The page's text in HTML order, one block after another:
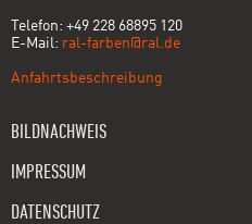
Telefon: +49 228 68895 120
E-Mail: ral-farben@ral.de
Anfahrtsbeschreibung
BILDNACHWEIS
IMPRESSUM
DATENSCHUTZ